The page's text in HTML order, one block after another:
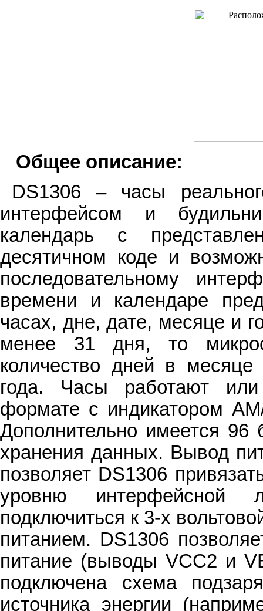
Общее описание:
DS1306 – часы
интерфейсом и
календарь с
десятичном коде и
последовательному
времени и календаре
часах, дне, дате, месяце и
менее 31 дня, то
количество дней в месяце
года. Часы работают
формате с индикатором
Дополнительно имеется 96
хранения данных. Вывод
позволяет DS1306
уровню интерфейсной
подключиться к 3-х
питанием. DS1306
питание (выводы VCC2 и
подключена схема
источника энергии